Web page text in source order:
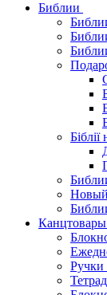
Библии
Біблії
Новый
Канцтовары
Ручки